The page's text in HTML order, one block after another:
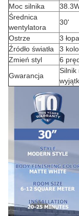
Moc silnika
Średnica
wentylatora
30'
Ostrze
3
Źródło światła
3
Zmień styl
6
Gwarancja
Silnik